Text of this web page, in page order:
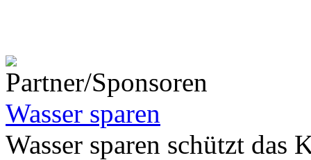
Wasser sparen
Wasser sparen schützt das